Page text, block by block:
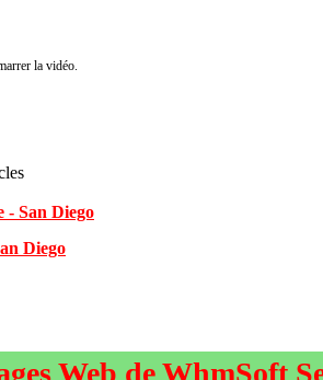
la vidéo.
- San Diego
Diego
Web de WhmSoft